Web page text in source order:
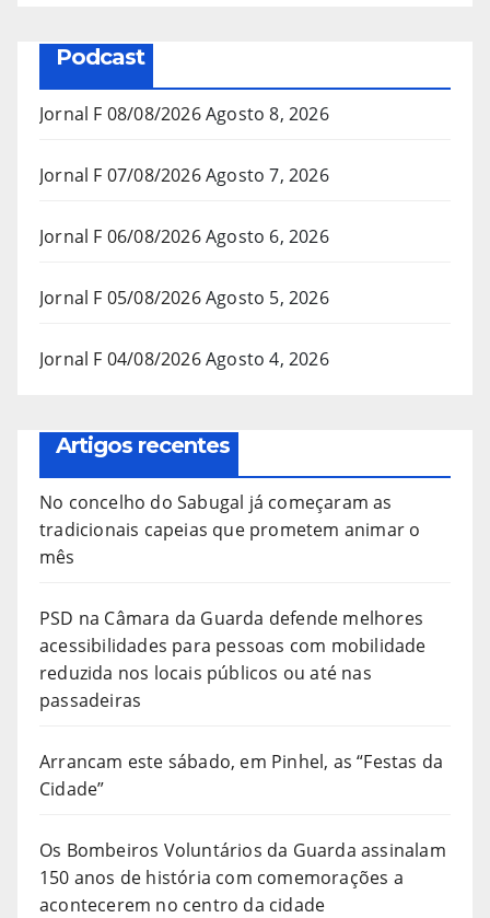
Podcast
Jornal F 08/08/2026Agosto 8, 2026
Jornal F 07/08/2026Agosto 7, 2026
Jornal F 06/08/2026Agosto 6, 2026
Jornal F 05/08/2026Agosto 5, 2026
Jornal F 04/08/2026Agosto 4, 2026
Artigos recentes
No concelho do Sabugal já começaram as
tradicionais capeias que prometem animar o
mês
PSD na Câmara da Guarda defende melhores
acessibilidades para pessoas com mobilidade
reduzida nos locais públicos ou até nas
passadeiras
Arrancam este sábado, em Pinhel, as “Festas da
Cidade”
Os Bombeiros Voluntários da Guarda assinalam
150 anos de história com comemorações a
acontecerem no centro da cidade